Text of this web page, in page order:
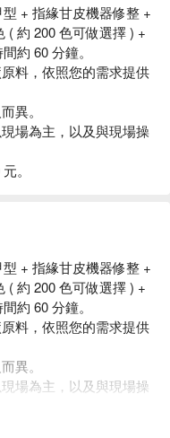
+ 指緣甘皮機器修整 +
( 約 200 色可做選擇 ) +
約 60 分鐘。
料，依照您的需求提供
異。
場為主，以及與現場操
。
+ 指緣甘皮機器修整 +
( 約 200 色可做選擇 ) +
約 60 分鐘。
料，依照您的需求提供
異。
場為主，以及與現場操